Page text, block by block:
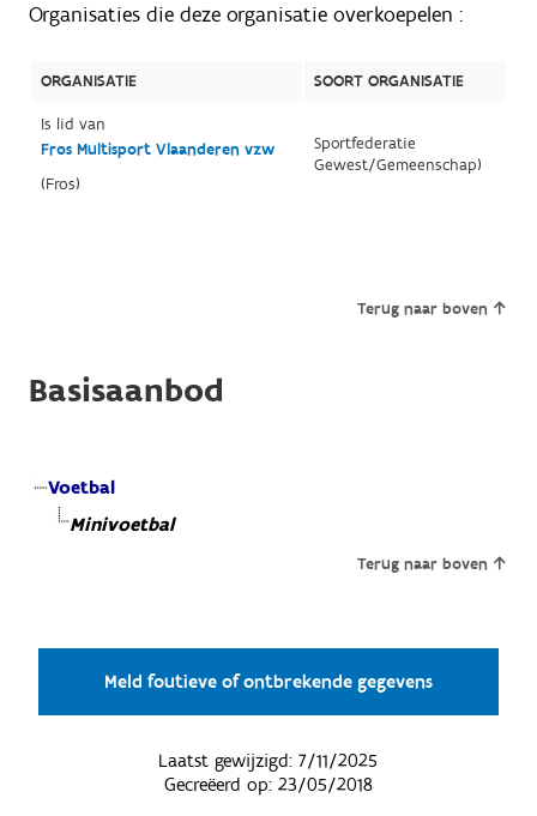
Organisaties die deze organisatie overkoepelen :
ORGANISATIE
SOORT ORGANISATIE
Is lid van
Fros Multisport Vlaanderen vzw
(Fros)
Sportfederatie
Gewest/Gemeenschap)
Terug naar boven
Basisaanbod
Voetbal
Minivoetbal
Terug naar boven
Meld foutieve of ontbrekende gegevens
Laatst gewijzigd:7/11/2025
Gecreëerd op: 23/05/2018